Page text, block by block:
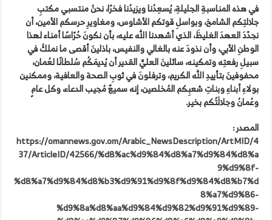
في هذه المناسبةِ الجليلةِ، يُسعِدُنا ويزيدُنا فخرًا، نحنُ منتسبي مكتبِ
جلالتِكم الشامخ، وبواسلِ قوتكم الأشاوس، ومغاويرِ حرسكم الأمين، أن
نجدّدَ العهدَ الغليظَ، الذي أشهدنا الله عليه، بأن نكونَ حُرّاسًا أمناء لهذا
الوطنِ الأبي، وأن نذودَ عنه بالغالي والنفيس، باذلينَ أقصى ما نملكُ في
سبيلِ رفعتِه وتمكينه، سائلينَ العليَّ القدير أن يُديمَكُم سُلطانًا لعُمان،
محفوفينَ بتأييدِ الله الكريم، وترفلونَ في ثوبِ الصحة والعافية، وممكنين
بولاءِ أبناءِ وبناتِ شعبِكم المُخلصين، إنه سميعٌ مُجيب الدعاء، وكل عامٍ
وعُمانُ وجلالَتُكم بخير.
المصدر :
https://omannews.gov.om/Arabic_NewsDescription/ArtMID/4
37/ArticleID/42566/%d8%ac%d9%84%d8%a7%d9%84%d8%a
9%d9%8f-
%d8%a7%d9%84%d8%b3%d9%91%d9%8f%d9%84%d8%b7%d
8%a7%d9%86-
%d9%8a%d8%aa%d9%84%d9%82%d9%91%d9%89-